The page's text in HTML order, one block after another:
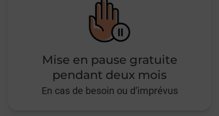
Mise en pause gratuite
pendant deux mois
En cas de besoin ou d’imprévus